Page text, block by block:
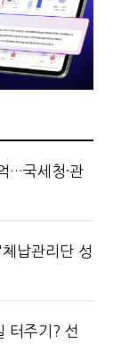
…국세청·관
납관리단 성
터주기? 선